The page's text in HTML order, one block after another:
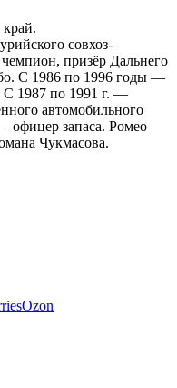
совхоз-
призёр Дальнего
С 1986 по 1996 годы —
1987 по 1991 г. —
автомобильного
офицер запаса. Ромео
Чукмасова.
Ozon